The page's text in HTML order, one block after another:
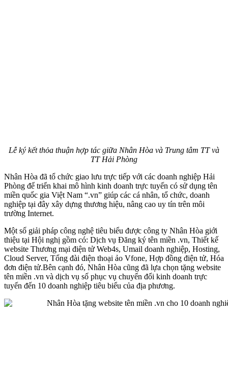
Lễ ký kết thỏa thuận hợp tác giữa Nhân Hòa và Trung tâm TT và
TT Hải Phòng
Nhân Hòa đã tổ chức giao lưu trực tiếp với các doanh nghiệp Hải
Phòng để triển khai mô hình kinh doanh trực tuyến có sử dụng tên
miền quốc gia Việt Nam “.vn” giúp các cá nhân, tổ chức, doanh
nghiệp tại đây xây dựng thương hiệu, nâng cao uy tín trên môi
trường Internet.
Một số giải pháp công nghệ tiêu biểu được công ty Nhân Hòa giới
thiệu tại Hội nghị gồm có: Dịch vụ Đăng ký tên miền .vn, Thiết kế
website Thương mại điện tử Web4s, Umail doanh nghiệp, Hosting,
Cloud Server, Tổng đài điện thoại ảo Vfone, Hợp đồng điện tử, Hóa
đơn điện tử.Bên cạnh đó, Nhân Hòa cũng đã lựa chọn tặng website
tên miền .vn và dịch vụ số phục vụ chuyển đổi kinh doanh trực
tuyến đến 10 doanh nghiệp tiêu biểu của địa phương.